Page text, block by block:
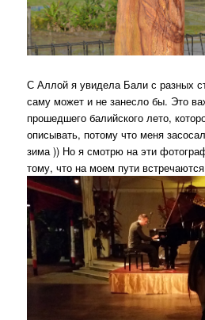
С Аллой я увидела Бали с разных
саму может и не занесло бы. Это
прошедшего балийского лето,
описывать, потому что меня
зима )) Но я смотрю на эти
тому, что на моем пути